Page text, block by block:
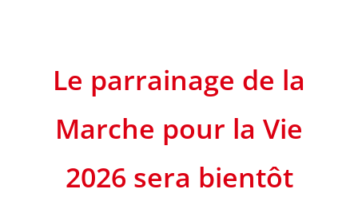
Le parrainage de la
Marche pour la Vie
2026 sera bientôt